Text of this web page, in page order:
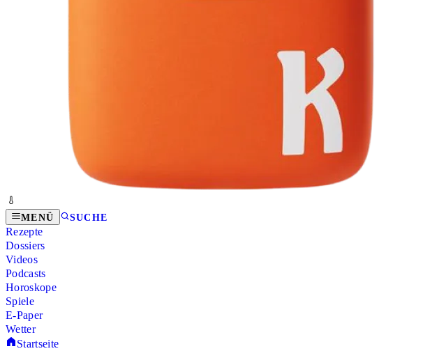
MENÜ SUCHE
Rezepte
Dossiers
Videos
Podcasts
Horoskope
Spiele
E-Paper
Wetter
Startseite